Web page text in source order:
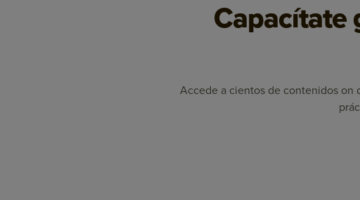
Capacítate
Accede a cientos de contenidos on